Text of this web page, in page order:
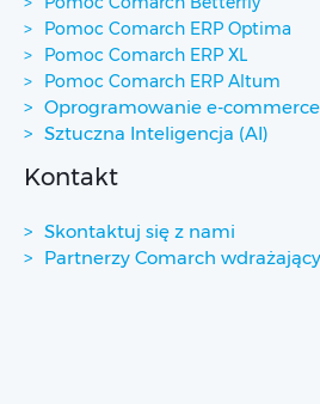
Pomoc Comarch ERP Optima
Pomoc Comarch ERP XL
Pomoc Comarch ERP Altum
Oprogramowanie e-commerce
Sztuczna Inteligencja (AI)
Kontakt
Skontaktuj się z nami
Partnerzy Comarch